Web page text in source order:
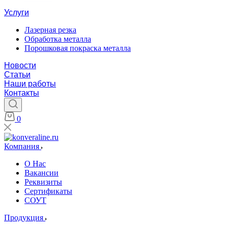
Услуги
Лазерная резка
Обработка металла
Порошковая покраска металла
Новости
Статьи
Наши работы
Контакты
0
Компания
О Нас
Вакансии
Реквизиты
Сертификаты
СОУТ
Продукция